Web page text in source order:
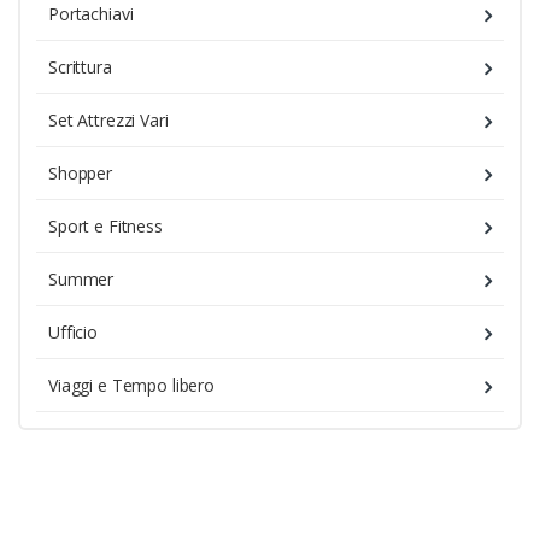
Portachiavi
Scrittura
Set Attrezzi Vari
Shopper
Sport e Fitness
Summer
Ufficio
Viaggi e Tempo libero